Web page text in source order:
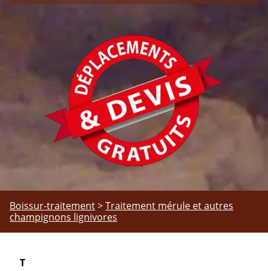
Boissur-traitement>Traitement mérule et autres
champignons lignivores
T